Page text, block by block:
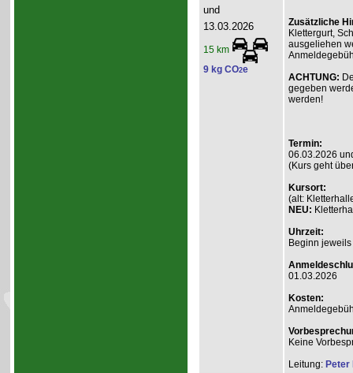
und
13.03.2026
15 km
9 kg CO2e
Zusätzliche
Klettergurt,
ausgeliehen
ACHTUNG:
gegeben
werden!
Termin:
06.03.2026
(Kurs geht
Kursort:
(alt:
NEU:
Uhrzeit:
Beginn
01.03.2026
Kosten:
Keine
Leitung: Peter